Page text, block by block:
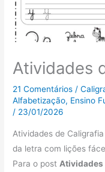
Atividades
21 Comentários /
Alfabetização, Ensino
/ 23/01/2026
Atividades de
da letra com lições
Para o post Atividades